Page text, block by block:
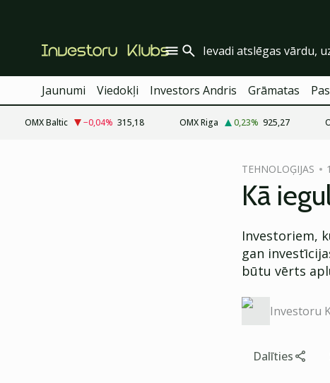
Jaunumi Viedokļi Investors Andris Grāmatas
OMX Baltic −0,04% 315,18 OMX Riga 0,23% 925,27
TEHNOLOĢIJAS
Kā
Investoriem,
gan
būtu vērts
Investoru
Dalīties